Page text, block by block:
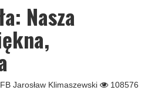
Nasza
FB Jarosław Klimaszewski 108576